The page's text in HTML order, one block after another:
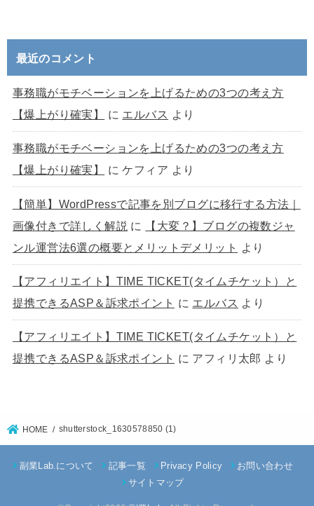
最近のコメント
事務職がモチベーションを上げるための3つの考え方
【爆上がり確実】
に エルバス より
事務職がモチベーションを上げるための3つの考え方
【爆上がり確実】
にケフィア より
【簡単】WordPressで記事を別ブログに移行する方法｜
画像付きで詳しく解説 に
【大変？】ブログの複数ジャ
ンル運営法6選の概要とメリットデメリット
より
【アフィリエイト】TIME TICKET(タイムチケット）と
提携できるASP＆訴求ポイント に エルバス より
【アフィリエイト】TIME TICKET(タイムチケット）と
提携できるASP＆訴求ポイント に アフィリ太郎 より
HOME shutterstock_1630578850 (1)
副業Lab.について 記事一覧 Privacy Policy
お問い合わせ
サイトマップ